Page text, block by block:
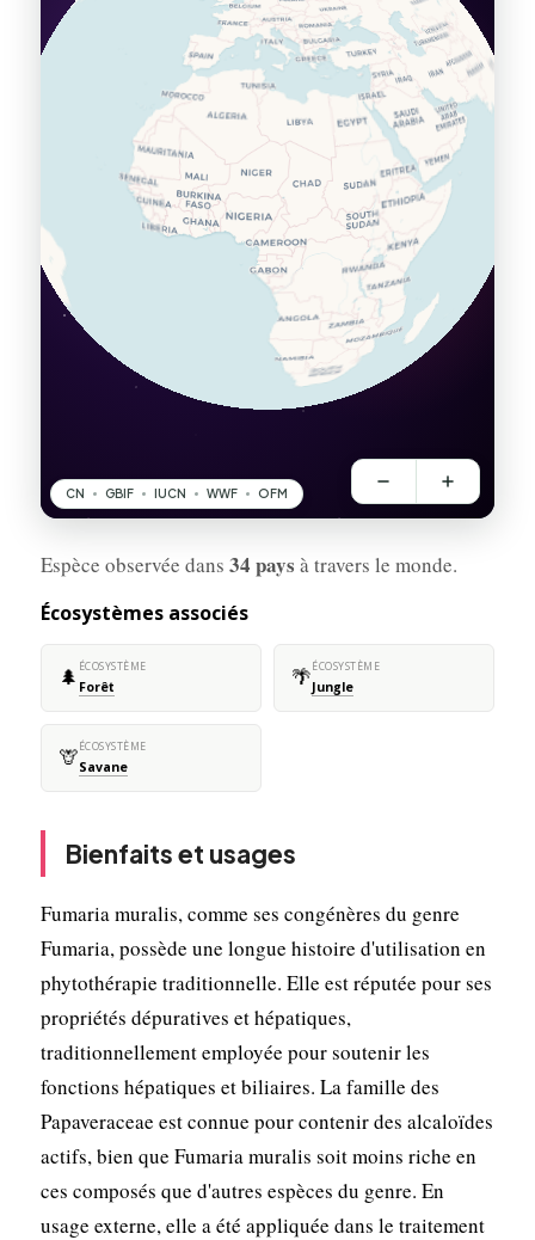
Espèce observée dans 34 pays à travers le monde.
Écosystèmes associés
🌲 ÉCOSYSTÈME
Forêt 🌴ÉCOSYSTÈME
Jungle
🦒ÉCOSYSTÈME
Savane
Bienfaits et usages
Fumaria muralis, comme ses congénères du genre
Fumaria, possède une longue histoire d'utilisation en
phytothérapie traditionnelle. Elle est réputée pour ses
propriétés dépuratives et hépatiques,
traditionnellement employée pour soutenir les
fonctions hépatiques et biliaires. La famille des
Papaveraceae est connue pour contenir des alcaloïdes
actifs, bien que Fumaria muralis soit moins riche en
ces composés que d'autres espèces du genre. En
usage externe, elle a été appliquée dans le traitement